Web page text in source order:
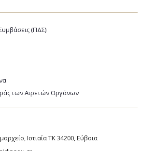
(ΠΔΣ)
των Αιρετών Οργάνων
Ιστιαία ΤΚ 34200, Εύβοια